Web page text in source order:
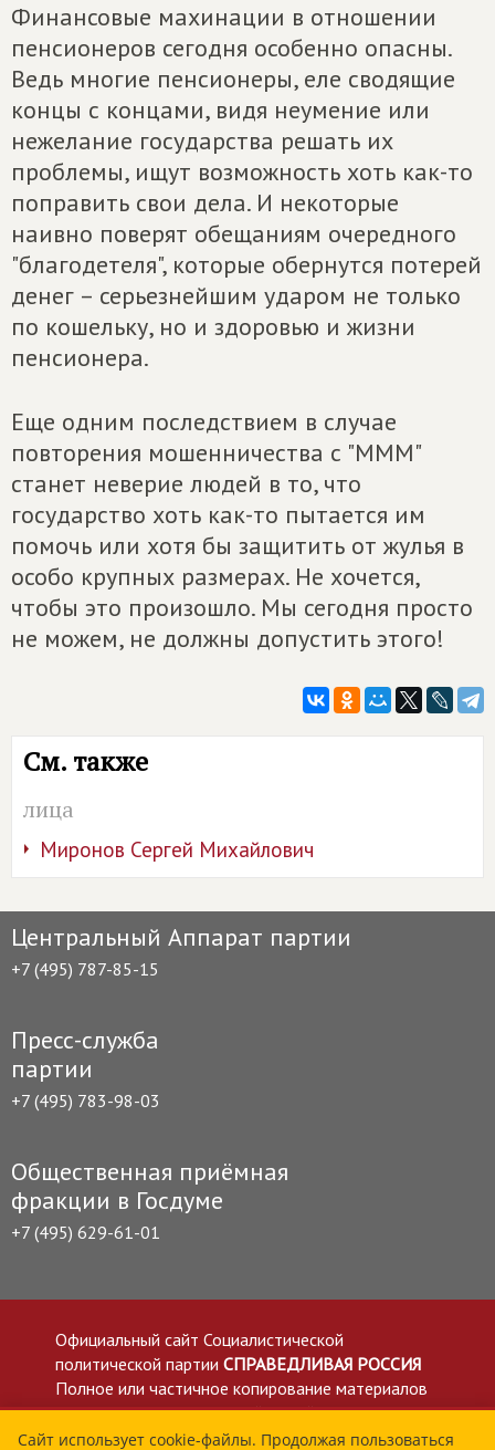
Финансовые махинации в отношении
пенсионеров сегодня особенно опасны.
Ведь многие пенсионеры, еле сводящие
концы с концами, видя неумение или
нежелание государства решать их
проблемы, ищут возможность хоть как-то
поправить свои дела. И некоторые
наивно поверят обещаниям очередного
"благодетеля", которые обернутся потерей
денег – серьезнейшим ударом не только
по кошельку, но и здоровью и жизни
пенсионера.
Еще одним последствием в случае
повторения мошенничества с "МММ"
станет неверие людей в то, что
государство хоть как-то пытается им
помочь или хотя бы защитить от жулья в
особо крупных размерах. Не хочется,
чтобы это произошло. Мы сегодня просто
не можем, не должны допустить этого!
См. также
лица
Миронов Сергей Михайлович
Центральный Аппарат партии
+7 (495) 787-85-15
Пресс-служба
партии
+7 (495) 783-98-03
Общественная приёмная
фракции в Госдуме
+7 (495) 629-61-01
Официальный сайт Социалистической
политической партии СПРАВЕДЛИВАЯ РОССИЯ
Полное или частичное копирование материалов
приветствуется со ссылкой на сайт spravedlivo.ru
Политика в отношении обработки персональных
Сайт использует cookie-файлы. Продолжая пользоваться